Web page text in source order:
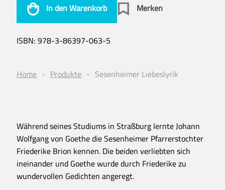
In den Warenkorb Merken
ISBN:978-3-86397-063-5
Home Produkte Sesenheimer Liebeslyrik
Während seines Studiums in Straßburg lernte Johann
Wolfgang von Goethe die Sesenheimer Pfarrerstochter
Friederike Brion kennen. Die beiden verliebten sich
ineinander und Goethe wurde durch Friederike zu
wundervollen Gedichten angeregt.